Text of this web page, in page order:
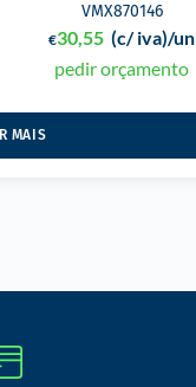
VMX870146
€30,55 (c/ iva)/un
pedir orçamento
MAIS